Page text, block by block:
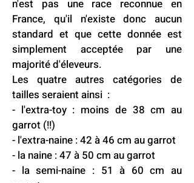
n'est pas une race reconnue en
France, qu'il n'existe donc aucun
standard et que cette donnée est
simplement acceptée par une
majorité d'éleveurs.
Les quatre autres catégories de
tailles seraient ainsi :
- l'extra-toy : moins de 38 cm au
garrot (!!)
- l'extra-naine : 42 à 46 cm au garrot
- la naine : 47 à 50 cm au garrot
- la semi-naine : 51 à 60 cm au